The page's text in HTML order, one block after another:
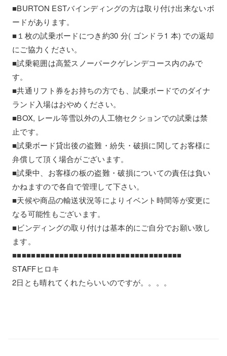
■BURTON ESTバインディングの方は取り付け出来ないボ
ードがあります。
■１枚の試乗ボードにつき約30 分( ゴンドラ1 本) での返却
にご協力ください。
■試乗範囲は高鷲スノーパークゲレンデコース内のみで
す。
■共通リフト券をお持ちの方でも、試乗ボードでのダイナ
ランド入場はおやめください。
■BOX, レール等雪以外の人工物セクションでの試乗は禁
止です。
■試乗ボード貸出後の盗難・紛失・破損に関してお客様に
弁償して頂く場合がございます。
■試乗中、お客様の板の盗難・破損についての責任は負い
かねますので各自で管理して下さい。
■天候や商品の輸送状況等によりイベント時間等が変更に
なる可能性もございます。
■ビンディングの取り付けは基本的にご自分でお願い致し
ます。
■■■■■■■■■■■■■■■■■■■■■■■■■■■■■■■■■■■■
STAFFヒロキ
2日とも晴れてくれたらいいのですが。。。。